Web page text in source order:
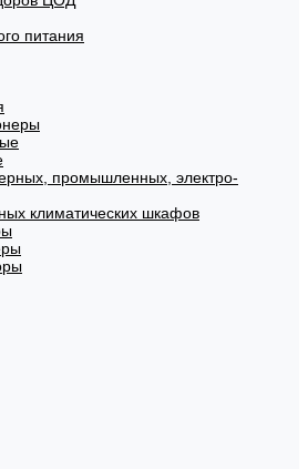
питания
промышленных, электро-
климатических шкафов